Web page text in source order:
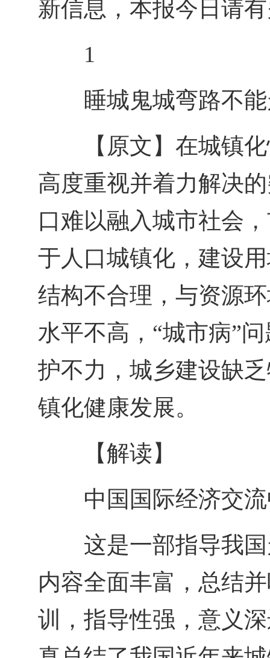
新信息，本报今日请
1
睡城鬼城弯路不
【原文】在城镇
高度重视并着力解决
口难以融入城市社会
于人口城镇化，建设
结构不合理，与资源
水平不高，“城市病”
护不力，城乡建设缺
镇化健康发展。
【解读】
中国国际经济交
这是一部指导我
内容全面丰富，总结
训，指导性强，意义